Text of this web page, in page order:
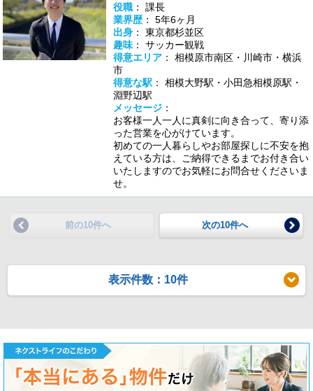
役職： 課長
業界歴： 5年6ヶ月
出身： 東京都杉並区
趣味： サッカー観戦
得意エリア： 相模原市南区・川崎市・横浜
市
得意な駅 ： 相模大野駅・小田急相模原駅・
淵野辺駅
メッセージ：
お客様一人一人に真剣に向き合って、寄り添
った営業を心がけています。
初めての一人暮らしやお部屋探しに不安を抱
えている方は、ご納得できるまでお付き合い
いたしますのでお気軽にお問合せくださいま
せ。
前の10件へ 次の10件へ
表示件数：10件